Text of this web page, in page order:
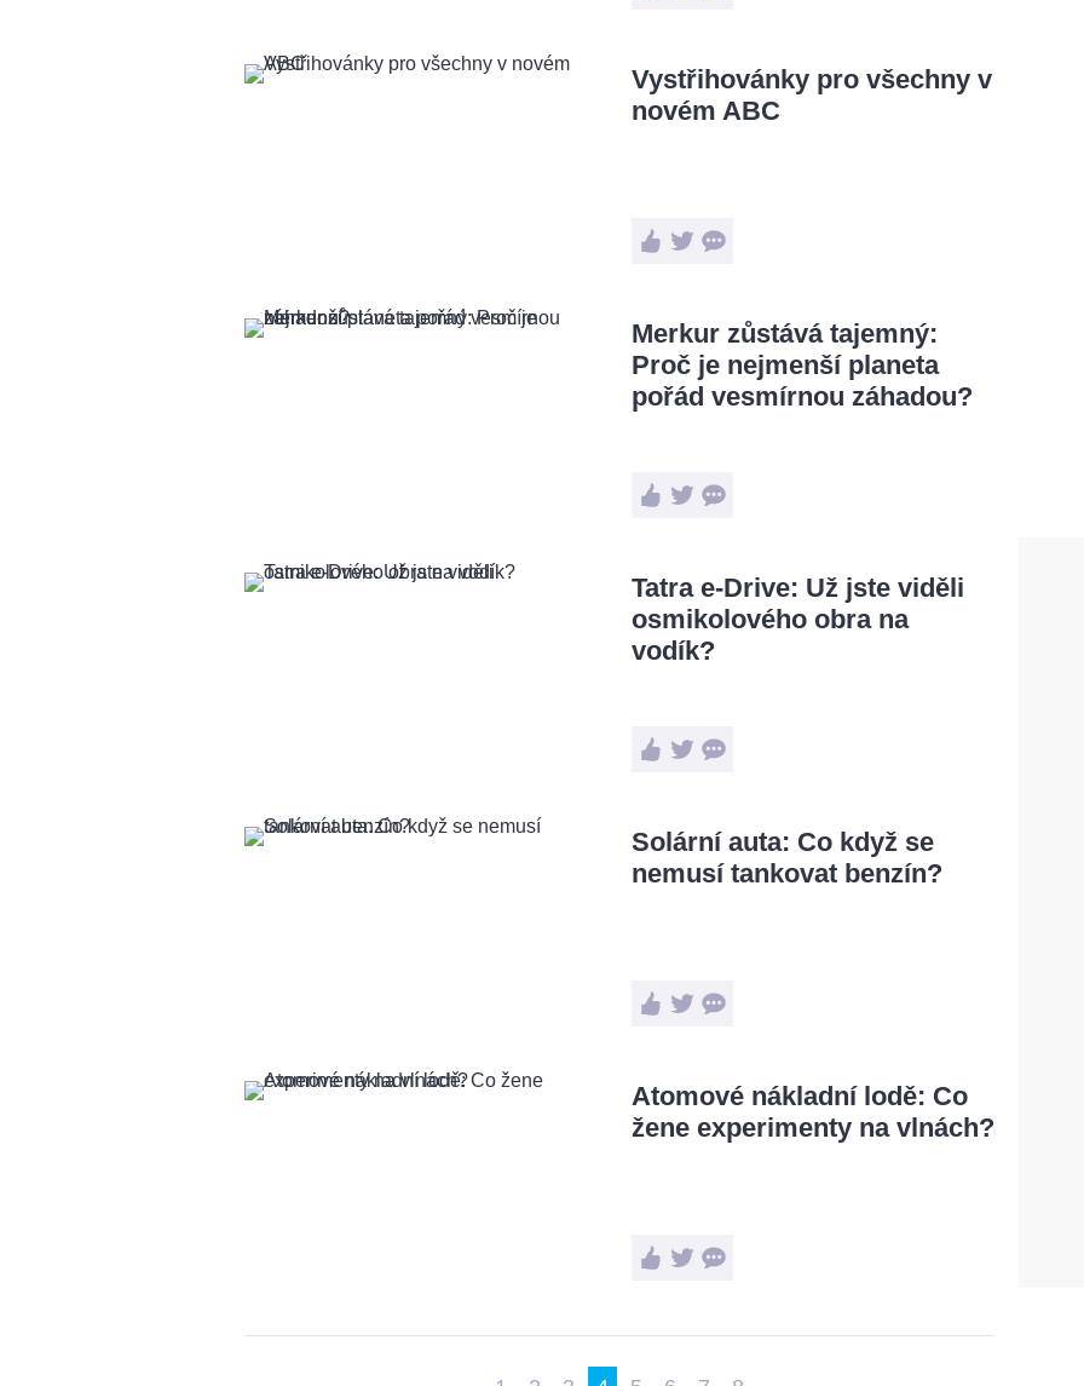
Vystřihovánky pro všechny v
novém ABC
Merkur zůstává tajemný:
Proč je nejmenší planeta
pořád vesmírnou záhadou?
Tatra e-Drive: Už jste viděli
osmikolového obra na
vodík?
Solární auta: Co když se
nemusí tankovat benzín?
Atomové nákladní lodě: Co
žene experimenty na vlnách?